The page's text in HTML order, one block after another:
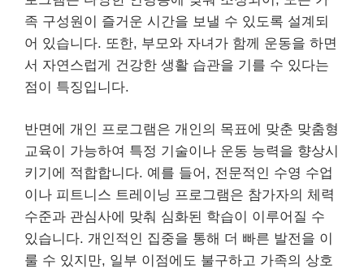
족 구성원이 즐거운 시간을 보낼 수 있도록 설계되
어 있습니다. 또한, 부모와 자녀가 함께 운동을 하면
서 자연스럽게 건강한 생활 습관을 기를 수 있다는
점이 특징입니다.
반면에 개인 프로그램은 개인의 목표에 맞춘 맞춤형
교육이 가능하여 특정 기술이나 운동 능력을 향상시
키기에 적합합니다. 예를 들어, 전문적인 수영 수업
이나 피트니스 트레이닝 프로그램은 참가자의 체력
수준과 관심사에 맞춰 심화된 학습이 이루어질 수
있습니다. 개인적인 집중을 통해 더 빠른 발전을 이
룰 수 있지만, 일부 이점에도 불구하고 가족의 상호